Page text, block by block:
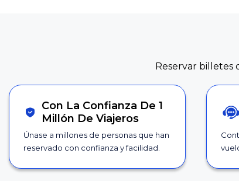
Reservar billetes
Con La Confianza De 1
Millón De Viajeros
Únase a millones de personas que han
reservado con confianza y facilidad.